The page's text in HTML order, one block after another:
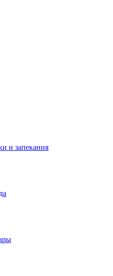
и запекания